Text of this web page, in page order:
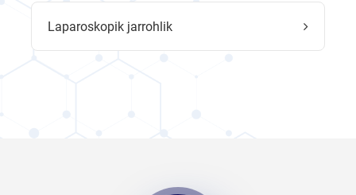
Laparoskopik jarrohlik